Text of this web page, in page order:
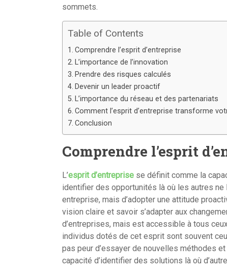
sommets.
Table of Contents
Comprendre l’esprit d’entreprise
L’importance de l’innovation
Prendre des risques calculés
Devenir un leader proactif
L’importance du réseau et des partenariats
Comment l’esprit d’entreprise transforme
Conclusion
Comprendre l’esprit
L’esprit d’entreprise se définit comme la
identifier des opportunités là où les autres ne
entreprise, mais d’adopter une attitude
vision claire et savoir s’adapter aux
d’entreprises, mais est accessible à tous
individus dotés de cet esprit sont souvent
pas peur d’essayer de nouvelles méthodes
capacité d’identifier des solutions là où